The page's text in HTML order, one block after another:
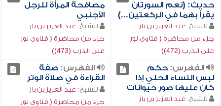
حديث: (نعم السورتان
يقرأ بهما في الركعتين...)
للشيخ: عبد العزيز بن باز
جزء من محاضرة ( فتاوى نور
على الدرب (472))
مصافحة المرأة للرجل
الأجنبي
للشيخ: عبد العزيز بن باز
جزء من محاضرة ( فتاوى نور
على الدرب (473))
الفهرس:حكم
لبس النساء الحلي إذا
كان عليها صور حيوانات
للشيخ: عبد العزيز بن باز
الفهرس: صفة
القراءة في صلاة الوتر
للشيخ: عبد العزيز بن باز
جزء من محاضرة ( فتاوى نور